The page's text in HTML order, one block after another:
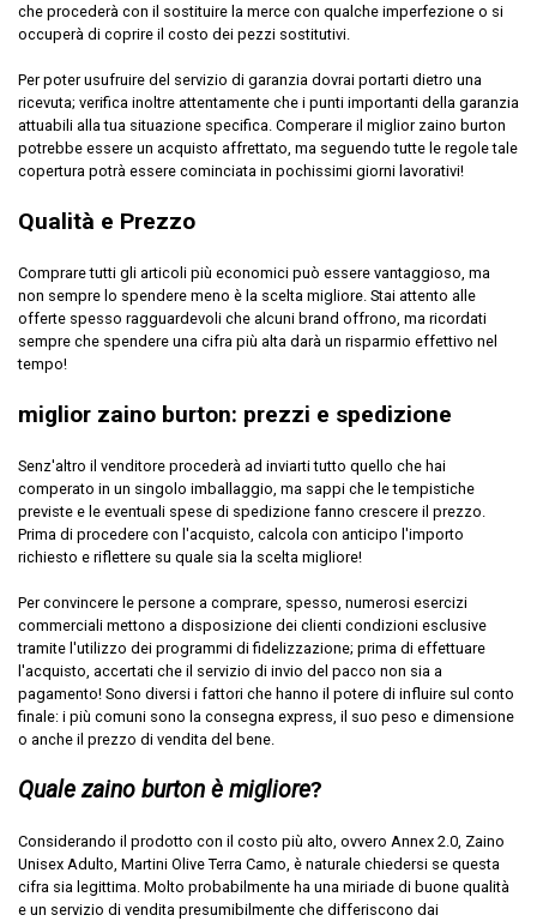
che procederà con il sostituire la merce con qualche imperfezione o si
occuperà di coprire il costo dei pezzi sostitutivi.
Per poter usufruire del servizio di garanzia dovrai portarti dietro una
ricevuta; verifica inoltre attentamente che i punti importanti della garanzia
attuabili alla tua situazione specifica. Comperare il miglior zaino burton
potrebbe essere un acquisto affrettato, ma seguendo tutte le regole tale
copertura potrà essere cominciata in pochissimi giorni lavorativi!
Qualità e Prezzo
Comprare tutti gli articoli più economici può essere vantaggioso, ma
non sempre lo spendere meno è la scelta migliore. Stai attento alle
offerte spesso ragguardevoli che alcuni brand offrono, ma ricordati
sempre che spendere una cifra più alta darà un risparmio effettivo nel
tempo!
miglior zaino burton: prezzi e spedizione
Senz'altro il venditore procederà ad inviarti tutto quello che hai
comperato in un singolo imballaggio, ma sappi che le tempistiche
previste e le eventuali spese di spedizione fanno crescere il prezzo.
Prima di procedere con l'acquisto, calcola con anticipo l'importo
richiesto e riflettere su quale sia la scelta migliore!
Per convincere le persone a comprare, spesso, numerosi esercizi
commerciali mettono a disposizione dei clienti condizioni esclusive
tramite l'utilizzo dei programmi di fidelizzazione; prima di effettuare
l'acquisto, accertati che il servizio di invio del pacco non sia a
pagamento! Sono diversi i fattori che hanno il potere di influire sul conto
finale: i più comuni sono la consegna express, il suo peso e dimensione
o anche il prezzo di vendita del bene.
Quale zaino burton è migliore?
Considerando il prodotto con il costo più alto, ovvero Annex 2.0, Zaino
Unisex Adulto, Martini Olive Terra Camo, è naturale chiedersi se questa
cifra sia legittima. Molto probabilmente ha una miriade di buone qualità
e un servizio di vendita presumibilmente che differiscono dai